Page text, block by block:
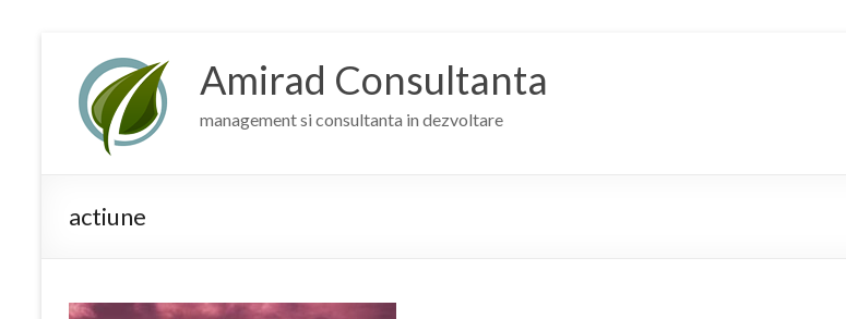
content
Amirad Consultanta
management si consultanta in dezvoltare
actiune